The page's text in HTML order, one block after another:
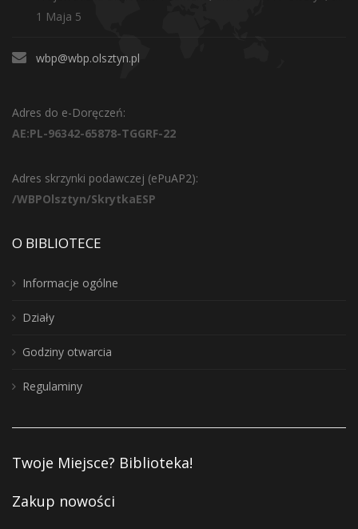
1 Maja 5
wbp@wbp.olsztyn.pl
Adres do e-Doręczeń:
AE:PL-96342-65878-TGGRF-22
Adres skrzynki podawczej (ePuAP2):
/WBPOlsztyn/SkrytkaESP
O BIBLIOTECE
Informacje ogólne
Działy
Godziny otwarcia
Regulaminy
Twoje Miejsce? Biblioteka!
Zakup nowości